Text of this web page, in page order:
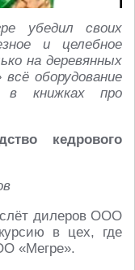
убедил своих
и целебное
на деревянных
оборудование
в книжках про
кедрового
дилеров ООО
в цех, где
«Мегре».